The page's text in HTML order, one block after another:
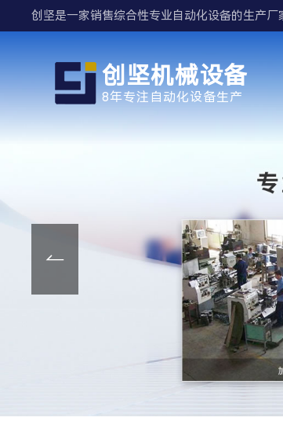
创坚是一家销售综合性专业自动化设备的生产厂
创坚机械设备
8年专注自动化设备生产
